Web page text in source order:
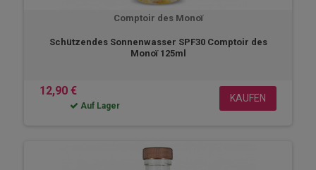
Comptoir des Monoï
Schützendes Sonnenwasser SPF30 Comptoir des
Monoï 125ml
12,90 €
Auf Lager
KAUFEN